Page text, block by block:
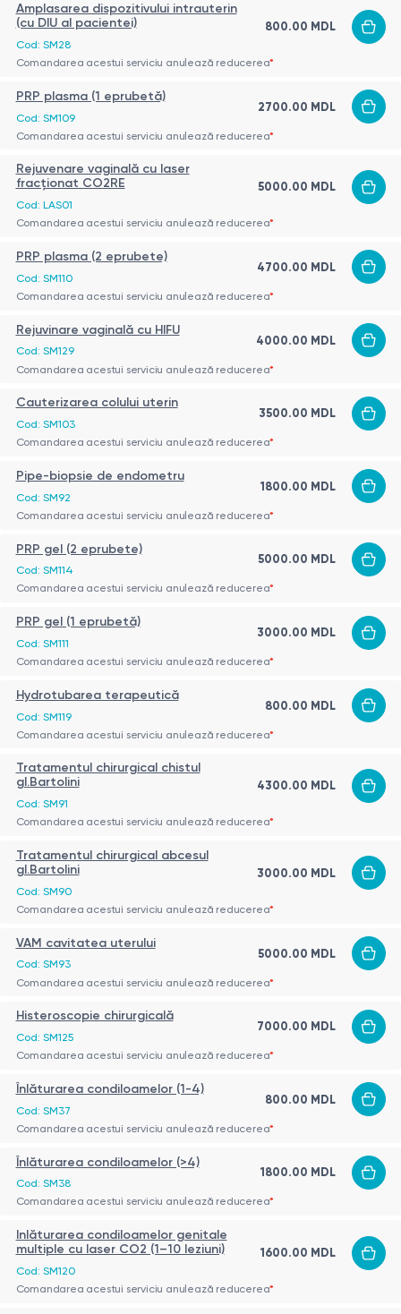
Amplasarea dispozitivului intrauterin
(cu DIU al pacientei)
Cod: SM28
800.00 MDL
Comandarea acestui serviciu anulează reducerea*
PRP plasma (1 eprubetă)
Cod: SM109
2700.00 MDL
Comandarea acestui serviciu anulează reducerea*
Rejuvenare vaginală cu laser
fracționat CO2RE
Cod: LAS01
5000.00 MDL
Comandarea acestui serviciu anulează reducerea*
PRP plasma (2 eprubete)
Cod: SM110
4700.00 MDL
Comandarea acestui serviciu anulează reducerea*
Rejuvinare vaginală cu HIFU
Cod: SM129
4000.00 MDL
Comandarea acestui serviciu anulează reducerea*
Cauterizarea colului uterin
Cod: SM103
3500.00 MDL
Comandarea acestui serviciu anulează reducerea*
Pipe-biopsie de endometru
Cod: SM92
1800.00 MDL
Comandarea acestui serviciu anulează reducerea*
PRP gel (2 eprubete)
Cod: SM114
5000.00 MDL
Comandarea acestui serviciu anulează reducerea*
PRP gel (1 eprubetă)
Cod: SM111
3000.00 MDL
Comandarea acestui serviciu anulează reducerea*
Hydrotubarea terapeutică
Cod: SM119
800.00 MDL
Comandarea acestui serviciu anulează reducerea*
Tratamentul chirurgical chistul
gl.Bartolini
Cod: SM91
4300.00 MDL
Comandarea acestui serviciu anulează reducerea*
Tratamentul chirurgical abcesul
gl.Bartolini
Cod: SM90
3000.00 MDL
Comandarea acestui serviciu anulează reducerea*
VAM cavitatea uterului
Cod: SM93
5000.00 MDL
Comandarea acestui serviciu anulează reducerea*
Histeroscopie chirurgicală
Cod: SM125
7000.00 MDL
Comandarea acestui serviciu anulează reducerea*
Înlăturarea condiloamelor (1-4)
Cod: SM37
800.00 MDL
Comandarea acestui serviciu anulează reducerea*
Înlăturarea condiloamelor (>4)
Cod: SM38
1800.00 MDL
Comandarea acestui serviciu anulează reducerea*
Inlăturarea condiloamelor genitale
multiple cu laser CO2 (1–10 leziuni)
Cod: SM120
1600.00 MDL
Comandarea acestui serviciu anulează reducerea*